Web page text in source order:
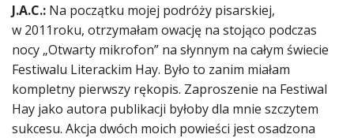
J.A.C.: Na początku mojej podróży pisarskiej,
w 2011roku, otrzymałam owację na stojąco podczas
nocy „Otwarty mikrofon” na słynnym na całym świecie
Festiwalu Literackim Hay. Było to zanim miałam
kompletny pierwszy rękopis. Zaproszenie na Festiwal
Hay jako autora publikacji byłoby dla mnie szczytem
sukcesu. Akcja dwóch moich powieści jest osadzona